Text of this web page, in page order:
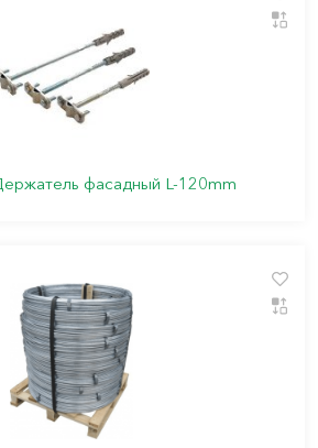
фасадный L-120mm